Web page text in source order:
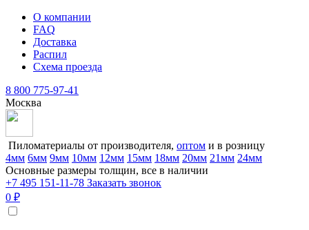
О компании
FAQ
Доставка
Распил
Схема проезда
8 800 775-97-41
Москва
Пиломатериалы от производителя, оптом и в розницу
4мм 6мм 9мм 10мм 12мм 15мм 18мм 20мм 21мм 24мм
Основные размеры толщин, все в наличии
+7 495 151-11-78 Заказать звонок
0 ₽